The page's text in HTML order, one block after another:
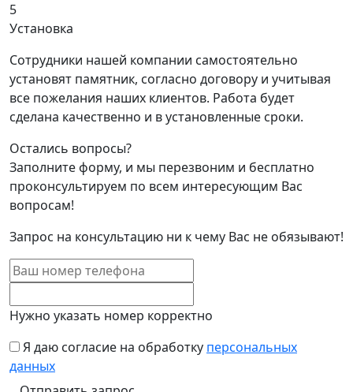
5
Установка
Сотрудники нашей компании самостоятельно
установят памятник, согласно договору и учитывая
все пожелания наших клиентов. Работа будет
сделана качественно и в установленные сроки.
Остались вопросы?
Заполните форму, и мы перезвоним и бесплатно
проконсультируем по всем интересующим Вас
вопросам!
Запрос на консультацию ни к чему Вас не обязывают!
Нужно указать номер корректно
Я даю согласие на обработку персональных
данных